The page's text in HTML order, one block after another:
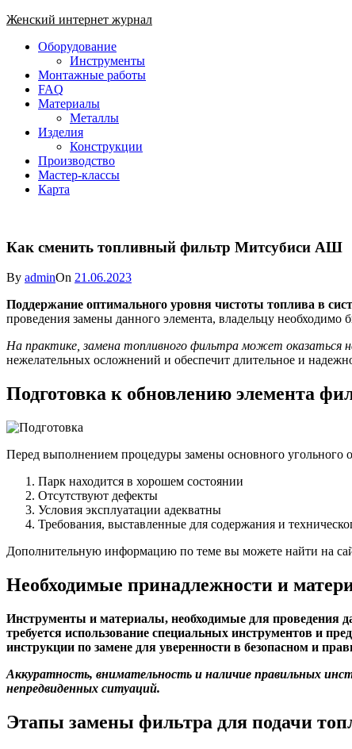
Skip
content
Женский интернет журнал
Close
Оборудование
Инструменты
Монтажные работы
FAQ
Материалы
Металлы
Изделия
Конструкции
Производство
Мастер-классы
Карта
Как сменить топливный фильтр Митсубиси АШ
By adminOn 21.06.2023
Поддержание оптимального уровня чистоты топлива в
проведения замены данного элемента, владельцу
На практике, замена топливного фильтра может оказаться
нежелательных осложнений и обеспечит длительное и
Подготовка к обновлению элемента
Перед выполнением процедуры замены основного угольного
Парк находится в хорошем состоянии
Отсутствуют дефекты
Условия эксплуатации адекватны
Требования, выставленные для содержания и
Дополнительную информацию по теме вы можете найти на
Необходимые принадлежности и
Инструменты и материалы, необходимые для проведения
требуется использование специальных инструментов и
инструкции по замене для уверенности в безопасном и
Аккуратность, внимательность и наличие правильных
непредвиденных ситуаций.
Этапы замены фильтра для подачи